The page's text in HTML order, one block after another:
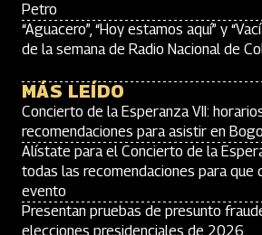
Petro
“Aguacero”, “Hoy estamos aquí” y
de la semana de Radio Nacional de
MÁS LEÍDO
Concierto de la Esperanza VII:
recomendaciones para asistir en
Alístate para el Concierto de la
todas las recomendaciones para que
evento
Presentan pruebas de presunto
elecciones presidenciales de 2026